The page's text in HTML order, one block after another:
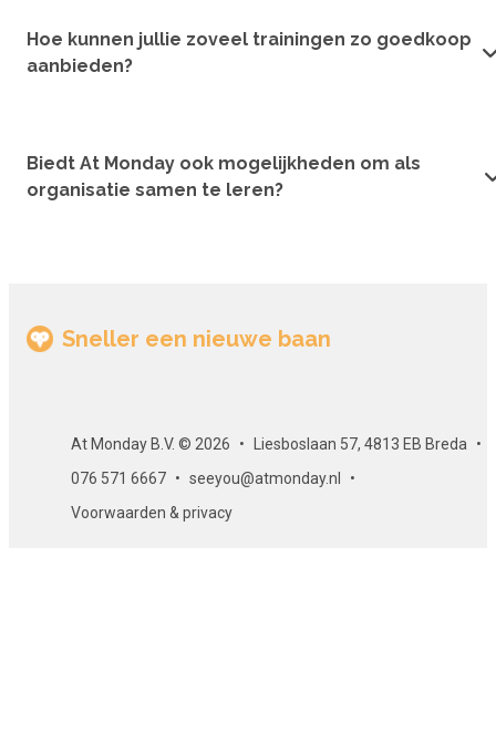
Hoe kunnen jullie zoveel trainingen zo goedkoop
aanbieden?
Biedt At Monday ook mogelijkheden om als
organisatie samen te leren?
Sneller een nieuwe baan
At Monday B.V. © 2026
Liesboslaan 57, 4813 EB Breda
076 571 6667
seeyou@atmonday.nl
Voorwaarden & privacy